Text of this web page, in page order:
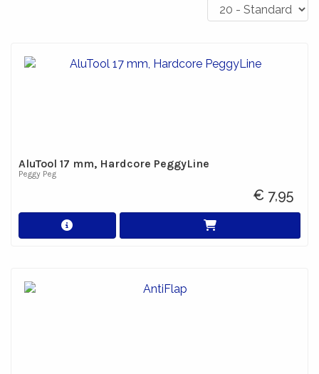
AluTool 17 mm, Hardcore PeggyLine
Peggy Peg
€ 7,95